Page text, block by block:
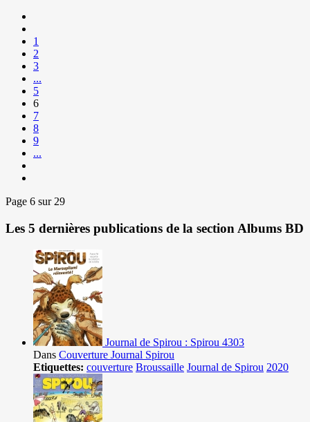
1
2
3
...
5
6
7
8
9
...
Page 6 sur 29
Les 5 dernières publications de la section Albums BD
Journal de Spirou : Spirou 4303
Dans Couverture Journal Spirou
Etiquettes: couverture Broussaille Journal de Spirou 2020